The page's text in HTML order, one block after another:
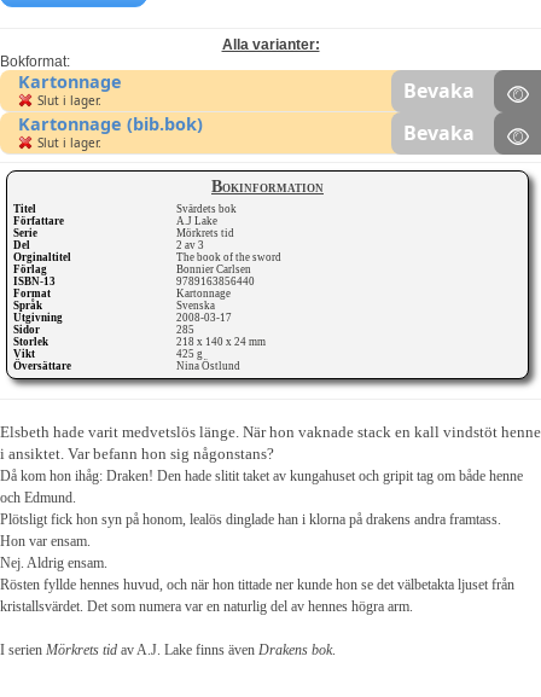
Bokinformation
Titel
Svärdets bok
Författare
A.J Lake
Serie
Mörkrets tid
Del
2 av 3
Orginaltitel
The book of the sword
Förlag
Bonnier Carlsen
ISBN-13
9789163856440
Format
Kartonnage
Språk
Svenska
Utgivning
2008-03-17
Sidor
285
Storlek
218 x 140 x 24 mm
Vikt
425 g
Översättare
Nina Östlund
Alla varianter:
Bokformat:
Kartonnage
Slut i lager. Bevaka
Kartonnage (bib.bok)
Slut i lager. Bevaka
Elsbeth hade varit medvetslös länge. När hon vaknade stack en kall vindstöt henne
i ansiktet. Var befann hon sig någonstans?
Då kom hon ihåg: Draken! Den hade slitit taket av kungahuset och gripit tag om både henne
och Edmund.
Plötsligt fick hon syn på honom, lealös dinglade han i klorna på drakens andra framtass.
Hon var ensam.
Nej. Aldrig ensam.
Rösten fyllde hennes huvud, och när hon tittade ner kunde hon se det välbetakta ljuset från
kristallsvärdet. Det som numera var en naturlig del av hennes högra arm.
I serien Mörkrets tid av A.J. Lake finns även Drakens bok.